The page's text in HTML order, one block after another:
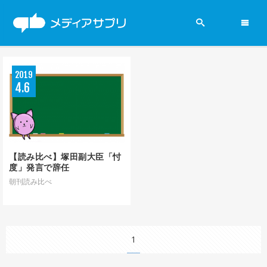
2019参院選
ニュース
新聞
賛否両論
【読み比べ】塚田副大臣「忖
度」発言で辞任
2019
4 6
朝刊読み比べ
1